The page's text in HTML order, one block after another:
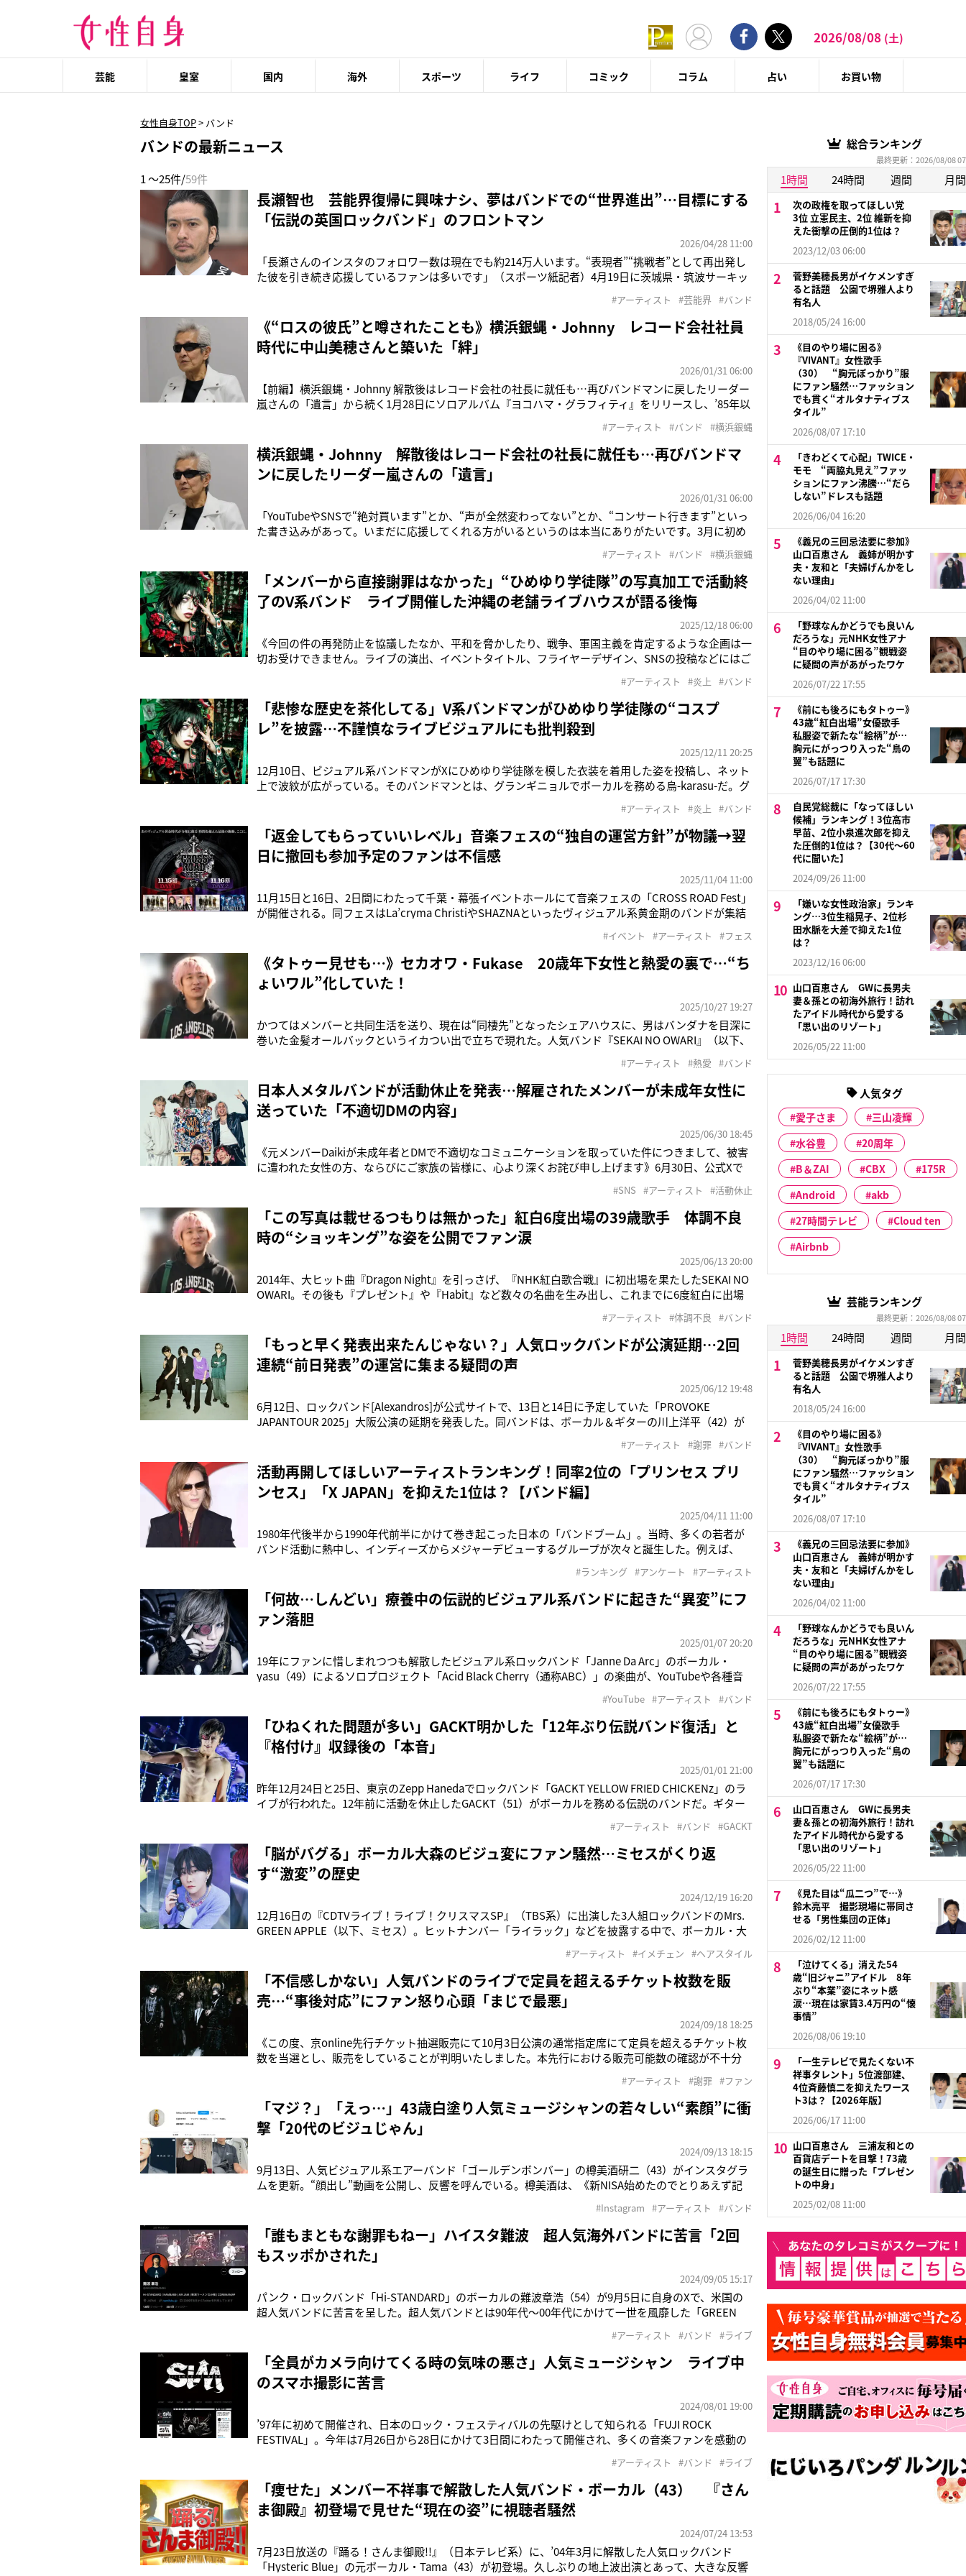
2026/08/08 (土)
芸能 皇室 国内 海外 スポーツ ライフ コミック コラム 占い お買い物
女性自身TOP> バンド
バンドの最新ニュース
1 ～25件/59件
長瀬智也 芸能界復帰に興味ナシ、夢はバンドでの“世界進出”…目標にする
「伝説の英国ロックバンド」のフロントマン
2026/04/28 11:00
「長瀬さんのインスタのフォロワー数は現在でも約214万人います。“表現者”“挑戦者”として再出発し
た彼を引き続き応援しているファンは多いです」（スポーツ紙記者）4月19日に茨城県・筑波サーキッ
グラムに《mcfaj主催クラブマンロードレースが開催されます。A.V.C.C.のFSCRクラスでのレースにCH
#アーティスト #芸能界 #バンド
《“ロスの彼氏”と噂されたことも》横浜銀蝿・Johnny レコード会社社員
時代に中山美穂さんと築いた「絆」
2026/01/31 06:00
【前編】横浜銀蝿・Johnny 解散後はレコード会社の社長に就任も…再びバンドマンに戻したリーダー
嵐さんの「遺言」から続く1月28日にソロアルバム『ヨコハマ・グラフィティ』をリリースし、’85年以
後、Johnnyさんはキングレコードに入社。そこで親交を深めたのが中山美穂さん（享年54）だった。
「
#アーティスト #バンド #横浜銀蝿
横浜銀蝿・Johnny 解散後はレコード会社の社長に就任も…再びバンドマ
ンに戻したリーダー嵐さんの「遺言」
2026/01/31 06:00
「YouTubeやSNSで“絶対買います”とか、“声が全然変わってない”とか、“コンサート行きます”といっ
た書き込みがあって。いまだに応援してくれる方がいるというのは本当にありがたいです。3月に初め
ろです」こう語ったのは横浜銀蝿のJohnnyさん（67）。’85年以来、実に40年ぶりにソロ活動を再開さ
せ、1
#アーティスト #バンド #横浜銀蝿
「メンバーから直接謝罪はなかった」“ひめゆり学徒隊”の写真加工で活動終
了のV系バンド ライブ開催した沖縄の老舗ライブハウスが語る後悔
2025/12/18 06:00
《今回の件の再発防止を協議したなか、平和を脅かしたり、戦争、軍国主義を肯定するような企画は一
切お受けできません。ライブの演出、イベントタイトル、フライヤーデザイン、SNSの投稿などにはご
動休止を発表。12月10日～12日にライブを開催していた那覇市内の老舗ライブハウス『Output』は16
日に改めて公式Xで
#アーティスト #炎上 #バンド
「悲惨な歴史を茶化してる」V系バンドマンがひめゆり学徒隊の“コスプ
レ”を披露…不謹慎なライブビジュアルにも批判殺到
2025/12/11 20:25
12月10日、ビジュアル系バンドマンがXにひめゆり学徒隊を模した衣装を着用した姿を投稿し、ネット
上で波紋が広がっている。そのバンドマンとは、グランギニョルでボーカルを務める烏-karasu-だ。グ
る。12月10日から12日まで沖縄で単独公演を三日連続でおこなう予定のグランギニョル。その公演名
は「ひめゆり学徒隊
#アーティスト #炎上 #バンド
「返金してもらっていいレベル」音楽フェスの“独自の運営方針”が物議→翌
日に撤回も参加予定のファンは不信感
2025/11/04 11:00
11月15日と16日、2日間にわたって千葉・幕張イベントホールにて音楽フェスの「CROSS ROAD Fest」
が開催される。同フェスはLa’cryma ChristiやSHAZNAといったヴィジュアル系黄金期のバンドが集結
#イベント #アーティスト #フェス
《タトゥー見せも…》セカオワ・Fukase 20歳年下女性と熱愛の裏で…“ち
ょいワル”化していた！
2025/10/27 19:27
かつてはメンバーと共同生活を送り、現在は“同棲先”となったシェアハウスに、男はバンダナを目深に
巻いた金髪オールバックというイカつい出で立ちで現れた。人気バンド『SEKAI NO OWARI』（以下、
たシェアハウスで暮らしていたが、Fukase以外のメンバーが既婚者になったことで現在は主に彼が1人
で暮
#アーティスト #熱愛 #バンド
日本人メタルバンドが活動休止を発表…解雇されたメンバーが未成年女性に
送っていた「不適切DMの内容」
2025/06/30 18:45
《元メンバーDaikiが未成年者とDMで不適切なコミュニケーションを取っていた件につきまして、被害
に遭われた女性の方、ならびにご家族の皆様に、心より深くお詫び申し上げます》6月30日、公式Xで
て結成され、2009年には1stアルバムをリリース。海外での活動を中心とし、イギリスのロック専門誌
やメ
#SNS #アーティスト #活動休止
「この写真は載せるつもりは無かった」紅白6度出場の39歳歌手 体調不良
時の“ショッキング”な姿を公開でファン涙
2025/06/13 20:00
2014年、大ヒット曲『Dragon Night』を引っさげ、『NHK紅白歌合戦』に初出場を果たしたSEKAI NO
OWARI。その後も『プレゼント』や『Habit』など数々の名曲を生み出し、これまでに6度紅白に出場
調不良だったことを明かし、そのときの自身の写真を公開した。Fukaseと#アーティスト #体調不良 #バンド
「もっと早く発表出来たんじゃない？」人気ロックバンドが公演延期…2回
連続“前日発表”の運営に集まる疑問の声
2025/06/12 19:48
6月12日、ロックバンド[Alexandros]が公式サイトで、13日と14日に予定していた「PROVOKE
JAPANTOUR 2025」大阪公演の延期を発表した。同バンドは、ボーカル＆ギターの川上洋平（42）が
されていた。公式サイトでは《先般ご案内いたしましたZepp Haneda （TOKYO） 公演
#アーティスト #謝罪 #バンド
活動再開してほしいアーティストランキング！同率2位の「プリンセス プリ
ンセス」「X JAPAN」を抑えた1位は？【バンド編】
2025/04/11 11:00
1980年代後半から1990年代前半にかけて巻き起こった日本の「バンドブーム」。当時、多くの若者が
バンド活動に熱中し、インディーズからメジャーデビューするグループが次々と誕生した。例えば、
パンク・ロックスタイルが人気に。ほかにもBOOWYやUNICORNなど数多くのバンドがこれまで若者
文化に
#ランキング #アンケート #アーティスト
「何故…しんどい」療養中の伝説的ビジュアル系バンドに起きた“異変”にフ
ァン落胆
2025/01/07 20:20
19年にファンに惜しまれつつも解散したビジュアル系ロックバンド「Janne Da Arc」のボーカル・
yasu（49）によるソロプロジェクト「Acid Black Cherry（通称ABC）」の楽曲が、YouTubeや各種音
#YouTube #アーティスト #バンド
「ひねくれた問題が多い」GACKT明かした「12年ぶり伝説バンド復活」と
『格付け』収録後の「本音」
2025/01/01 21:00
昨年12月24日と25日、東京のZepp Hanedaでロックバンド「GACKT YELLOW FRIED CHICKENz」のラ
イブが行われた。12年前に活動を休止したGACKT（51）がボーカルを務める伝説のバンドだ。ギター
客の前でGACKTは「待たせたな！」と12年ぶりの復活をアピール。その呼びか#アーティスト #バンド #GACKT
「脳がバグる」ボーカル大森のビジュ変にファン騒然…ミセスがくり返
す“激変”の歴史
2024/12/19 16:20
12月16日の『CDTVライブ！ライブ！クリスマスSP』（TBS系）に出演した3人組ロックバンドのMrs.
GREEN APPLE（以下、ミセス）。ヒットナンバー「ライラック」などを披露する中で、ボーカル・大
スタイルが定番だが、今回のステージでは珍しく前髪を下して登場。オフショットを投稿した自身の
インスタグ
#アーティスト #イメチェン #ヘアスタイル
「不信感しかない」人気バンドのライブで定員を超えるチケット枚数を販
売…“事後対応”にファン怒り心頭「まじで最悪」
2024/09/18 18:25
《この度、京online先行チケット抽選販売にて10月3日公演の通常指定席にて定員を超えるチケット枚
数を当選とし、販売をしていることが判明いたしました。本先行における販売可能数の確認が不十分
とを深くお詫び申し上げます》9月17日、ミュージシャンのライブチケットなどを販売するサイト
「TicketTown
#アーティスト #謝罪 #ファン
「マジ？」「えっ…」43歳白塗り人気ミュージシャンの若々しい“素顔”に衝
撃「20代のビジュじゃん」
2024/09/13 18:15
9月13日、人気ビジュアル系エアーバンド「ゴールデンボンバー」の樽美酒研二（43）がインスタグラ
ムを更新。“顔出し”動画を公開し、反響を呼んでいる。樽美酒は、《新NISA始めたのでとりあえず記
デオ（MV）を投稿。自身が作詞作曲した新曲を熱く歌い上げる姿を披露した。バンドでの活動時は白
塗りメイクがおなじみの
#Instagram #アーティスト #バンド
「誰もまともな謝罪もねー」ハイスタ難波 超人気海外バンドに苦言「2回
もスッポかされた」
2024/09/05 15:17
パンク・ロックバンド「Hi-STANDARD」のボーカルの難波章浩（54）が9月5日に自身のXで、米国の
超人気バンドに苦言を呈した。超人気バンドとは90年代〜00年代にかけて一世を風靡した「GREEN
ト』でパンク・ロック・バンドとしては初となる、グラミー賞の「最優秀ロック・アルバム賞」を受
賞。’1
#アーティスト #バンド #ライブ
「全員がカメラ向けてくる時の気味の悪さ」人気ミュージシャン ライブ中
のスマホ撮影に苦言
2024/08/01 19:00
’97年に初めて開催され、日本のロック・フェスティバルの先駆けとして知られる「FUJI ROCK
FESTIVAL」。今年は7月26日から28日にかけて3日間にわたって開催され、多くの音楽ファンを感動の
ジロックは出演アーティストの撮影や録音、録画行為を禁止しているが、一部のオーディエンスがルー
ルを破って動画
#アーティスト #バンド #ライブ
「痩せた」メンバー不祥事で解散した人気バンド・ボーカル（43） 『さん
ま御殿』初登場で見せた“現在の姿”に視聴者騒然
2024/07/24 13:53
7月23日放送の『踊る！さんま御殿!!』（日本テレビ系）に、’04年3月に解散した人気ロックバンド
「Hysteric Blue」の元ボーカル・Tama（43）が初登場。久しぶりの地上波出演とあって、大きな反響
総合ランキング
最終更新：2026/08/08
1時間 24時間 週間 月間
次の政権を取ってほしい党
3位 立憲民主、2位 維新を抑
えた衝撃の圧倒的1位は？
2023/12/03 06:00
菅野美穂長男がイケメンすぎ
ると話題 公園で堺雅人より
有名人
2018/05/24 16:00
《目のやり場に困る》
『VIVANT』女性歌手
（30） “胸元ぽっかり”服
にファン騒然…ファッション
でも貫く“オルタナティブス
タイル”
2026/08/07 17:10
「きわどくて心配」TWICE・
モモ “両脇丸見え”ファッ
ションにファン沸騰…“だら
しない”ドレスも話題
2026/06/04 16:20
《義兄の三回忌法要に参加》
山口百恵さん 義姉が明かす
夫・友和と「夫婦げんかをし
ない理由」
2026/04/02 11:00
「野球なんかどうでも良いん
だろうな」元NHK女性アナ
“目のやり場に困る”観戦姿
に疑問の声があがったワケ
2026/07/22 17:55
《前にも後ろにもタトゥー》
43歳“紅白出場”女優歌手
私服姿で新たな“絵柄”が…
胸元にがっつり入った“鳥の
翼”も話題に
2026/07/17 17:30
自民党総裁に「なってほしい
候補」ランキング！3位高市
早苗、2位小泉進次郎を抑え
た圧倒的1位は？【30代〜60
代に聞いた】
2024/09/26 11:00
「嫌いな女性政治家」ランキ
ング…3位生稲晃子、2位杉
田水脈を大差で抑えた1位
は？
2023/12/16 06:00
山口百恵さん GWに長男夫
妻＆孫との初海外旅行！訪れ
たアイドル時代から愛する
「思い出のリゾート」
2026/05/22 11:00
人気タグ
愛子さま
三山凌輝
水谷豊
20周年
B＆ZAI
CBX
175R
Android
akb
27時間テレビ
Cloud ten
Airbnb
芸能ランキング
最終更新：2026/08/08
1時間 24時間 週間 月間
菅野美穂長男がイケメンすぎ
ると話題 公園で堺雅人より
有名人
2018/05/24 16:00
《目のやり場に困る》
『VIVANT』女性歌手
（30） “胸元ぽっかり”服
にファン騒然…ファッション
でも貫く“オルタナティブス
タイル”
2026/08/07 17:10
《義兄の三回忌法要に参加》
山口百恵さん 義姉が明かす
夫・友和と「夫婦げんかをし
ない理由」
2026/04/02 11:00
「野球なんかどうでも良いん
だろうな」元NHK女性アナ
“目のやり場に困る”観戦姿
に疑問の声があがったワケ
2026/07/22 17:55
《前にも後ろにもタトゥー》
43歳“紅白出場”女優歌手
私服姿で新たな“絵柄”が…
胸元にがっつり入った“鳥の
翼”も話題に
2026/07/17 17:30
山口百恵さん GWに長男夫
妻＆孫との初海外旅行！訪れ
たアイドル時代から愛する
「思い出のリゾート」
2026/05/22 11:00
《見た目は“瓜二つ”で…》
鈴木亮平 撮影現場に帯同さ
せる「男性集団の正体」
2026/02/12 11:00
「泣けてくる」消えた54
歳“旧ジャニ”アイドル 8年
ぶり“本業”姿にネット感
涙…現在は家賃3.4万円の“懐
事情”
2026/08/06 19:10
「一生テレビで見たくない不
祥事タレント」5位渡部建、
4位斉藤慎二を抑えたワース
ト3は？【2026年版】
2026/06/17 11:00
山口百恵さん 三浦友和との
百貨店デートを目撃！73歳
の誕生日に贈った「プレゼン
トの中身」
2025/02/08 11:00